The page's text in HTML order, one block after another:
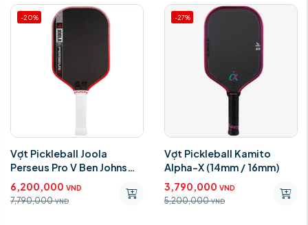
-20%
Vợt Pickleball Joola
Perseus Pro V Ben Johns
Blaze Red 14mm ( Gen 5 )
6,200,000 VND
7,790,000 VND
-27%
Vợt Pickleball Kamito
Alpha-X (14mm / 16mm)
3,790,000 VND
5,200,000 VND